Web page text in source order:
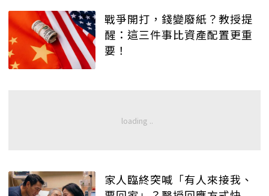
戰爭開打，錢變廢紙？教授提
醒：這三件事比資產配置更重
要！
家人臨終突喊「有人來接我、